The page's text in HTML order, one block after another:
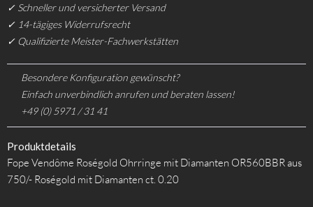
✓ Schneller und versicherter Versand
✓ 14-tägiges Widerrufsrecht
✓ Qualifizierte Meister-Fachwerkstätten
Besondere Konfiguration gewünscht?
Einfach unverbindlich anrufen und beraten lassen!
+49 (0) 5971 / 31 41
Produktdetails
Fope Vendôme Roségold Ohrringe mit Diamanten OR560BBR aus
750/- Roségold mit Diamanten ct. 0.20